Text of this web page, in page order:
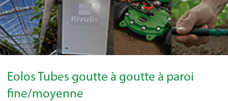
Eolos Tubes goutte à goutte à paroi
fine/moyenne